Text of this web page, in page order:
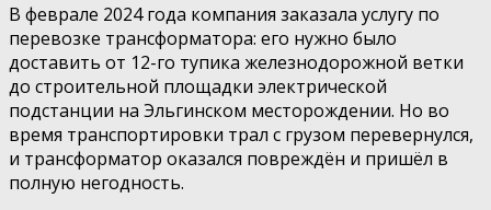
В феврале 2024 года компания заказала услугу по
перевозке трансформатора: его нужно было
доставить от 12-го тупика железнодорожной ветки
до строительной площадки электрической
подстанции на Эльгинском месторождении. Но во
время транспортировки трал с грузом перевернулся,
и трансформатор оказался повреждён и пришёл в
полную негодность.